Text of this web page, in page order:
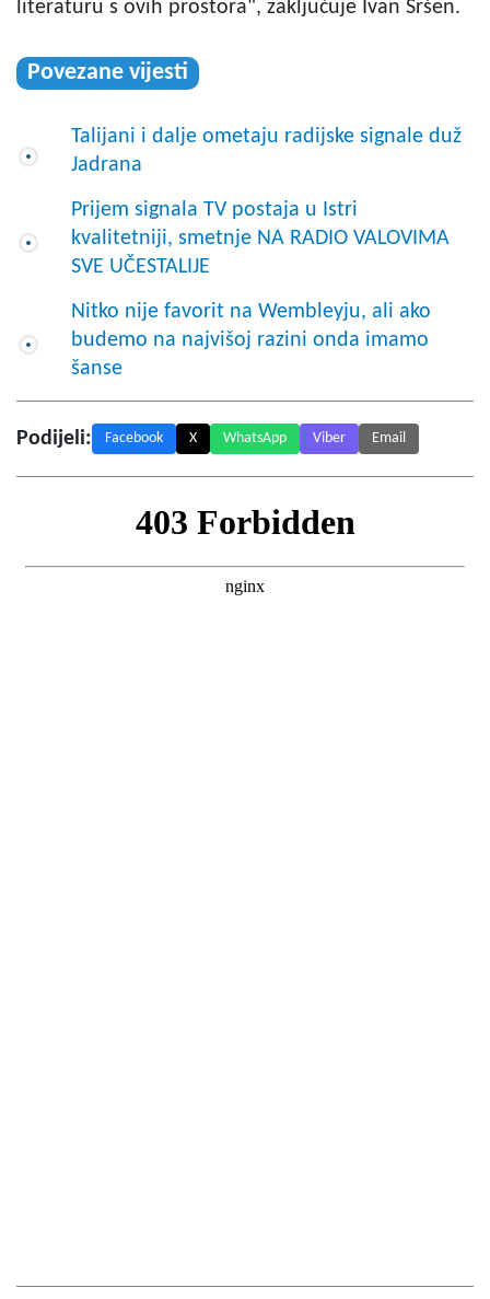
literaturu s ovih prostora", zaključuje Ivan Sršen.
Povezane vijesti
Talijani i dalje ometaju radijske signale duž
Jadrana
Prijem signala TV postaja u Istri
kvalitetniji, smetnje NA RADIO VALOVIMA
SVE UČESTALIJE
Nitko nije favorit na Wembleyju, ali ako
budemo na najvišoj razini onda imamo
šanse
Podijeli: Facebook X WhatsApp Viber Email